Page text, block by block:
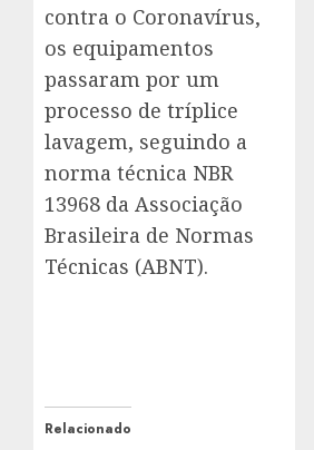
contra o Coronavírus,
os equipamentos
passaram por um
processo de tríplice
lavagem, seguindo a
norma técnica NBR
13968 da Associação
Brasileira de Normas
Técnicas (ABNT).
Relacionado